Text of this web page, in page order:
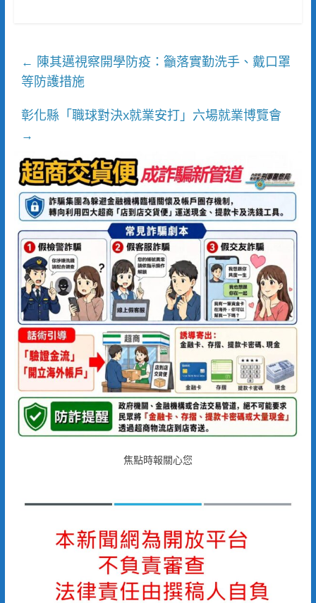
← 陳其邁視察開學防疫：籲落實勤洗手、戴口罩
等防護措施
彰化縣「職球對決x就業安打」六場就業博覽會
→
焦點時報關心您